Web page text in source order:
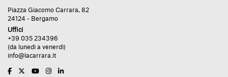
Piazza Giacomo Carrara, 82
24124 - Bergamo
Uffici
+39 035 234396
(da lunedì a venerdì)
info@lacarrara.it